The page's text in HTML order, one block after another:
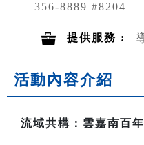
356-8889 #8204
提供服務 :
活動內容介紹
流域共構：雲嘉南百